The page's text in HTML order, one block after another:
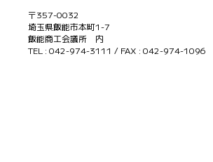
〒357-0032
埼玉県飯能市本町1-7
飯能商工会議所 内
TEL : 042-974-3111 / FAX : 042-974-1096